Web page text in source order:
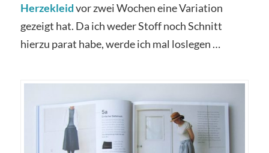
Herzekleidvor zwei Wochen eine Variation
gezeigt hat. Da ich weder Stoff noch Schnitt
hierzu parat habe, werde ich mal loslegen …